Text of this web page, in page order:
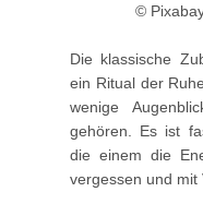
©
Die klassische
ein Ritual der
wenige
gehören. Es ist
die einem die
vergessen und mit